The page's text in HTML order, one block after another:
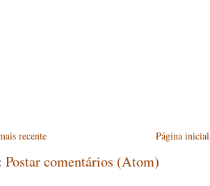
recente Página inicial
Postar comentários (Atom)